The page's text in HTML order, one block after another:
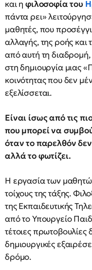
και ηφιλοσοφία του
πάντα ρει»
μαθητές, που
αλλαγής, της ροής
από αυτή τη
στη δημιουργία μιας
κοινότητας που δεν
εξελίσσεται.
Είναι ίσως από τις
που μπορεί να
όταν το παρελθόν
αλλά το φωτίζει.
Η εργασία των
τοίχους της τάξης.
της Εκπαιδευτικής
από το Υπουργείο
τέτοιες πρωτοβουλίες
δημιουργικές
δρόμο.